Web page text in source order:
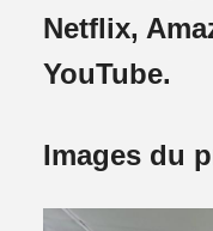
Netflix,
YouTube.
Images du